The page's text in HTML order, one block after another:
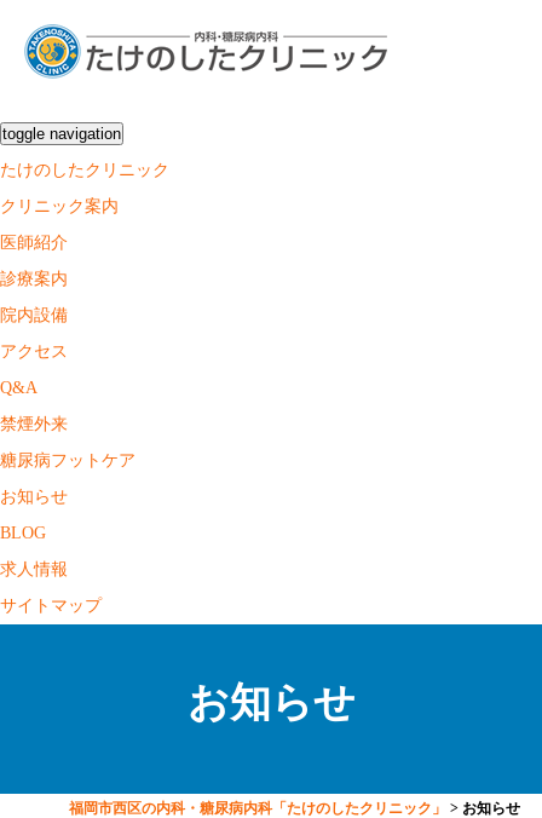
toggle navigation
たけのしたクリニック
クリニック案内
医師紹介
診療案内
院内設備
アクセス
Q&A
禁煙外来
糖尿病フットケア
お知らせ
BLOG
求人情報
サイトマップ
お知らせ
福岡市西区の内科・糖尿病内科「たけのしたクリニック」 > お知らせ